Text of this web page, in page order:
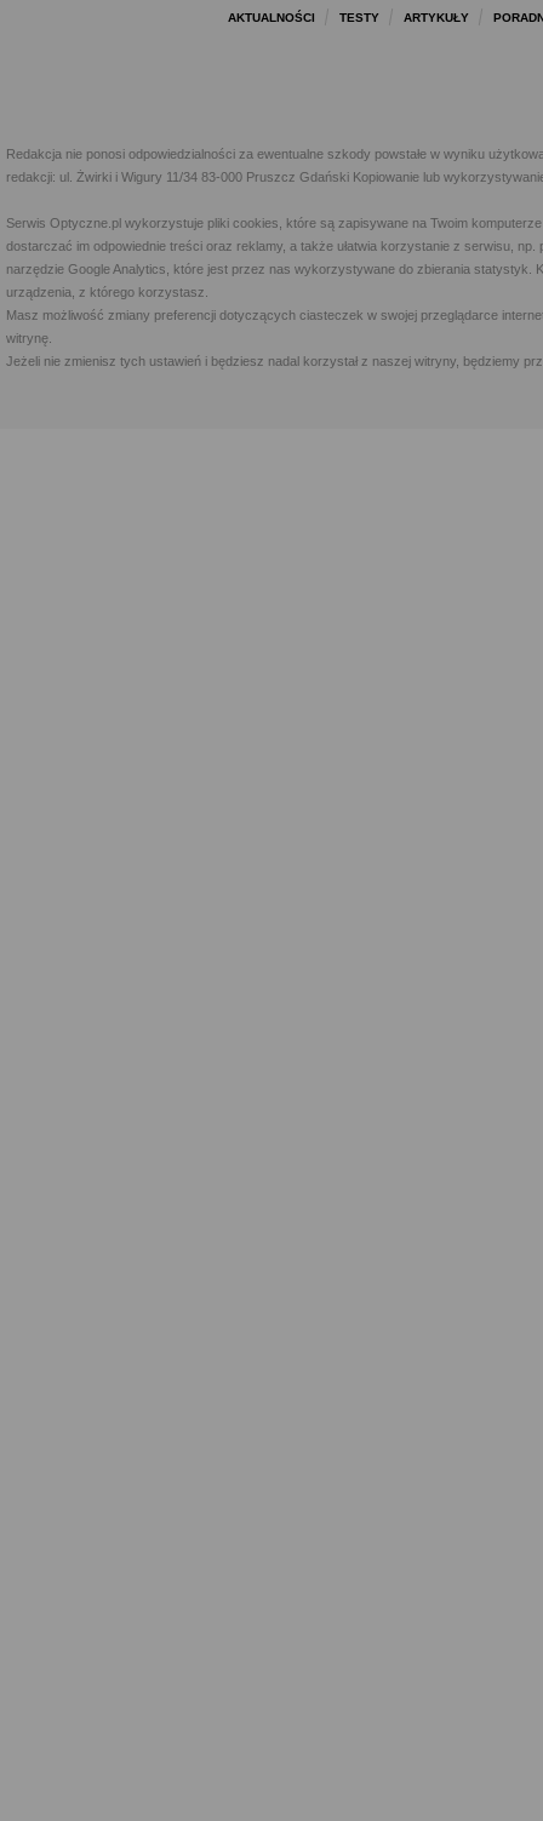
AKTUALNOŚCI TESTY ARTYKUŁY
Redakcja nie ponosi odpowiedzialności za ewentualne szkody powstałe w wyniku
redakcji: ul. Żwirki i Wigury 11/34 83-000 Pruszcz Gdański Kopiowanie lub
Serwis Optyczne.pl wykorzystuje pliki cookies, które są zapisywane na Twoim
dostarczać im odpowiednie treści oraz reklamy, a także ułatwia korzystanie z serwisu,
narzędzie Google Analytics, które jest przez nas wykorzystywane do zbierania statystyk.
urządzenia, z którego korzystasz.
Masz możliwość zmiany preferencji dotyczących ciasteczek w swojej przeglądarce
witrynę.
Jeżeli nie zmienisz tych ustawień i będziesz nadal korzystał z naszej witryny, będziemy